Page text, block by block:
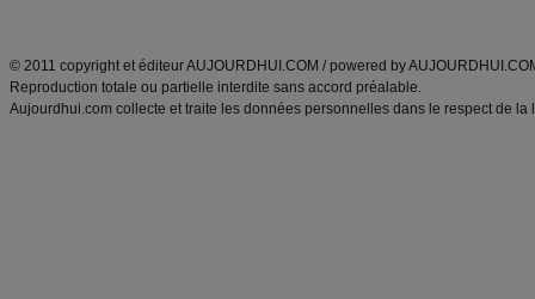
© 2011 copyright et éditeur AUJOURDHUI.COM / powered by
Reproduction totale ou partielle interdite sans accord préalable.
Aujourdhui.com collecte et traite les données personnelles dans le respect de